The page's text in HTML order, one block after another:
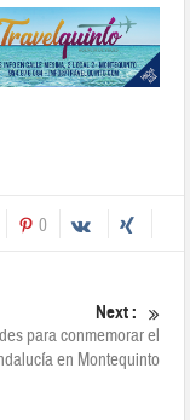
0
Next :
para conmemorar el
en Montequinto